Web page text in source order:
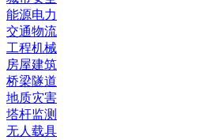
能源电力
交通物流
工程机械
房屋建筑
桥梁隧道
地质灾害
塔杆监测
无人载具